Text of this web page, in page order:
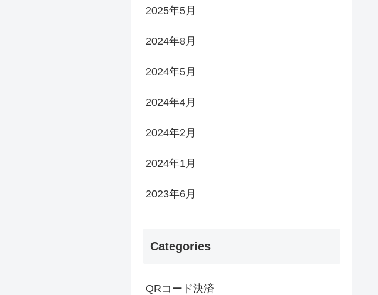
2025年5月
2024年8月
2024年5月
2024年4月
2024年2月
2024年1月
2023年6月
Categories
QRコード決済